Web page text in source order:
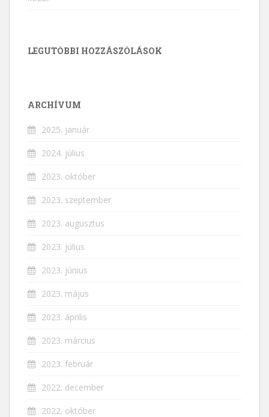
LEGUTÓBBI HOZZÁSZÓLÁSOK
ARCHÍVUM
2025. január
2024. július
2023. október
2023. szeptember
2023. augusztus
2023. július
2023. június
2023. május
2023. április
2023. március
2023. február
2022. december
2022. október